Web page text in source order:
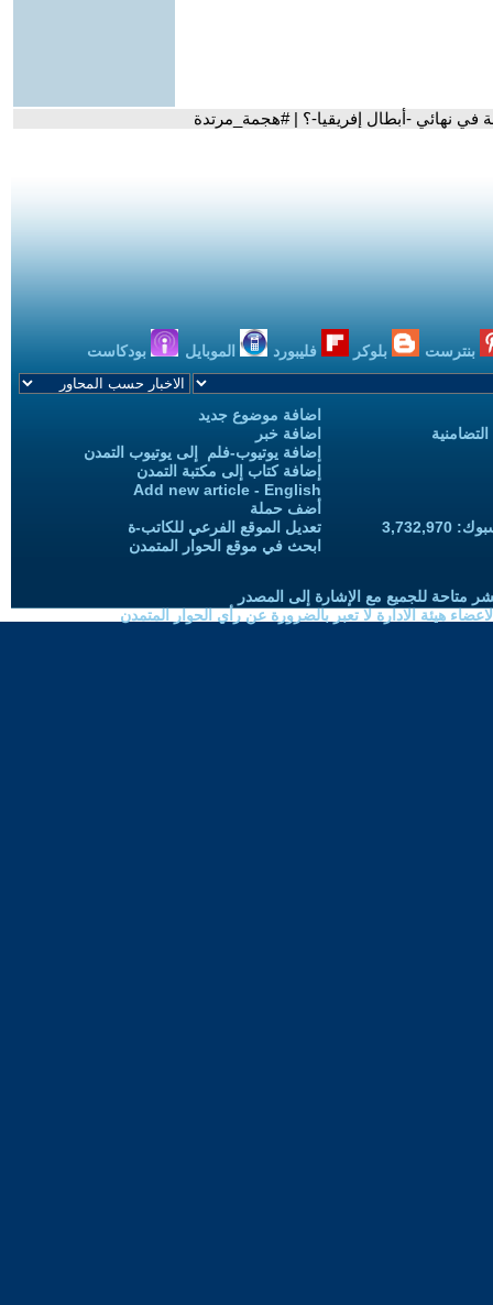
في نهائي -أبطال إفريقيا-؟ | #هجمة_مرتدة
بنترست بلوكر فليبورد الموبايل بودكاست
اضافة موضوع جديد
اضافة خبر
إضافة يوتيوب-فلم إلى يوتيوب التمدن
إضافة كتاب إلى مكتبة التمدن
Add new article - English
أضف حملة
تعديل الموقع الفرعي للكاتب-ة
ابحث في موقع الحوار المتمدن
متاحة للجميع مع الإشارة إلى المصدر
هيئة الادارة لا تعبر بالضرورة عن رأي الحوار المتمدن